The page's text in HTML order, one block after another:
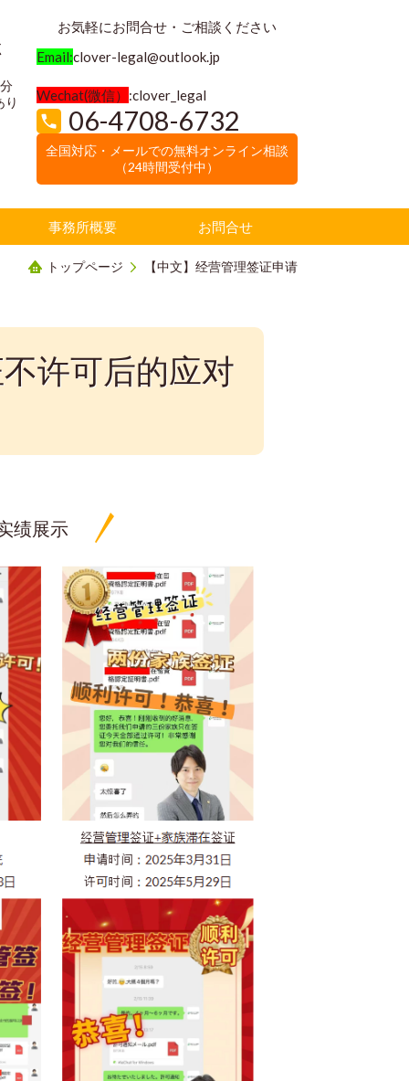
り
お気軽にお問合せ・ご相談ください
Email:clover-legal@outlook.jp
Wechat(微信） :clover_legal
06-4708-6732
全国対応・メールでの無料オンライン相談
（24時間受付中）
事務所概要 お問合せ
トップページ 【中文】经营管理签证申请
许可后的应对
绩展示